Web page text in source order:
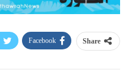
Share
Facebook